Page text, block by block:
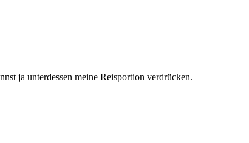
ja unterdessen meine Reisportion verdrücken.